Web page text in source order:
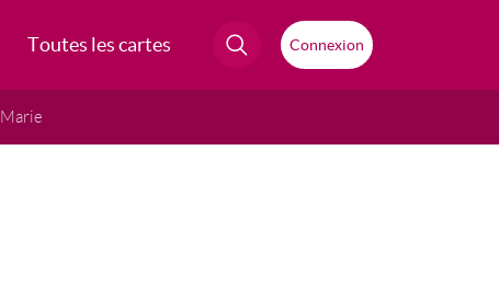
Toutes les cartes Connexion
Marie